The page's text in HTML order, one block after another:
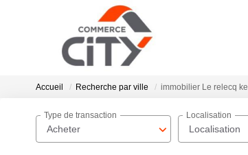
Accueil Recherche par ville immobilier Le relecq
Acheter
Type de transaction
Localisation
Localisation